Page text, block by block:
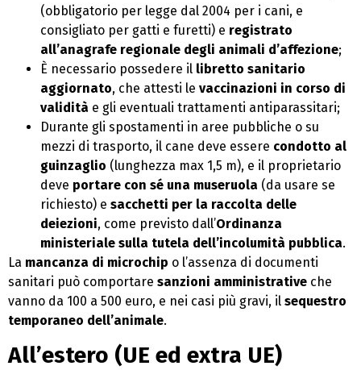
(obbligatorio per legge dal 2004 per i cani, e
consigliato per gatti e furetti) e registrato
all’anagrafe regionale degli animali d’affezione;
È necessario possedere il libretto sanitario
aggiornato, che attesti le vaccinazioni in corso di
validità e gli eventuali trattamenti antiparassitari;
Durante gli spostamenti in aree pubbliche o su
mezzi di trasporto, il cane deve essere condotto al
guinzaglio (lunghezza max 1,5 m), e il proprietario
deve portare con sé una museruola (da usare se
richiesto) e sacchetti per la raccolta delle
deiezioni, come previsto dall’Ordinanza
ministeriale sulla tutela dell’incolumità pubblica.
La mancanza di microchip o l’assenza di documenti
sanitari può comportare sanzioni amministrative che
vanno da 100 a 500 euro, e nei casi più gravi, il sequestro
temporaneo dell’animale.
All’estero (UE ed extra UE)